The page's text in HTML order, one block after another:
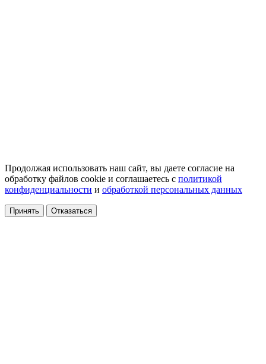
Продолжая использовать наш сайт, вы даете согласие на
обработку файлов cookie и соглашаетесь с политикой
конфиденциальности и обработкой персональных данных
Принять Отказаться